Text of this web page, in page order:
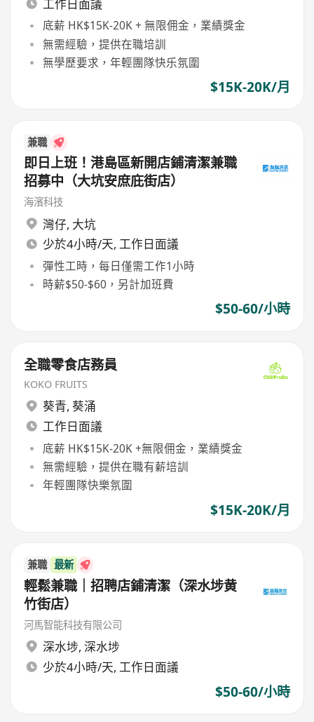
工作日面議
底薪 HK$15K-20K + 無限佣金，業績獎金
無需經驗，提供在職培訓
無學歷要求，年輕團隊快乐氛圍
$15K-20K/月
兼職
即日上班！港島區新開店鋪清潔兼職
招募中（大坑安庶庇街店）
海濱科技
灣仔, 大坑
少於4小時/天, 工作日面議
彈性工時，每日僅需工作1小時
時薪$50-$60，另計加班費
$50-60/小時
全職零食店務員
KOKO FRUITS
葵青, 葵涌
工作日面議
底薪 HK$15K-20K +無限佣金，業績獎金
無需經驗，提供在職有薪培訓
年輕團隊快樂氛圍
$15K-20K/月
兼職 最新
輕鬆兼職｜招聘店鋪清潔（深水埗黄
竹街店）
河馬智能科技有限公司
深水埗, 深水埗
少於4小時/天, 工作日面議
$50-60/小時